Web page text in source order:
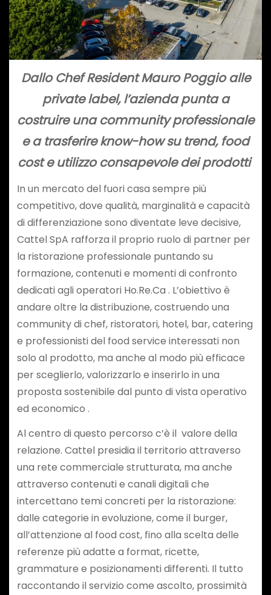
Dallo Chef Resident Mauro Poggio alle
private label, l’azienda punta a
costruire una community professionale
e a trasferire know-how su trend, food
cost e utilizzo consapevole dei prodotti
In un mercato del fuori casa sempre più
competitivo, dove qualità, marginalità e capacità
di differenziazione sono diventate leve decisive,
Cattel SpA rafforza il proprio ruolo di partner per
la ristorazione professionale puntando su
formazione, contenuti e momenti di confronto
dedicati agli operatori Ho.Re.Ca . L’obiettivo è
andare oltre la distribuzione, costruendo una
community di chef, ristoratori, hotel, bar, catering
e professionisti del food service interessati non
solo al prodotto, ma anche al modo più efficace
per sceglierlo, valorizzarlo e inserirlo in una
proposta sostenibile dal punto di vista operativo
ed economico .
Al centro di questo percorso c’è il valore della
relazione. Cattel presidia il territorio attraverso
una rete commerciale strutturata, ma anche
attraverso contenuti e canali digitali che
intercettano temi concreti per la ristorazione:
dalle categorie in evoluzione, come il burger,
all’attenzione al food cost, fino alla scelta delle
referenze più adatte a format, ricette,
grammature e posizionamenti differenti. Il tutto
raccontando il servizio come ascolto, prossimità